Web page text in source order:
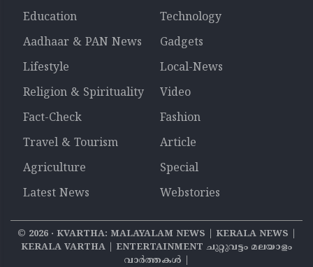
Education
Technology
Aadhaar & PAN News
Gadgets
Lifestyle
Local-News
Religion & Spirituality
Video
Fact-Check
Fashion
Travel & Tourism
Article
Agriculture
Special
Latest News
Webstories
© 2026‧ KVARTHA: MALAYALAM NEWS | KERALA NEWS |
KERALA VARTHA | ENTERTAINMENT ചുറ്റുവട്ടം മലയാളം
വാര്‍ത്തകൾ |